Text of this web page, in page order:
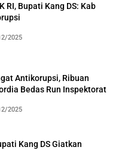
RI, Bupati Kang DS: Kab
2025
Antikorupsi, Ribuan
Bedas Run Inspektorat
2025
Kang DS Giatkan